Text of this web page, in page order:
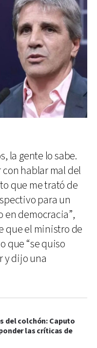
la gente lo sabe.
hablar mal del
que me trató de
para un
democracia”,
que el ministro de
que “se quiso
y dijo una
del colchón: Caputo
las críticas de